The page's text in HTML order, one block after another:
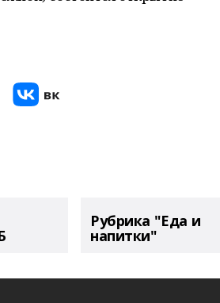
Рубрика "Еда и
напитки"